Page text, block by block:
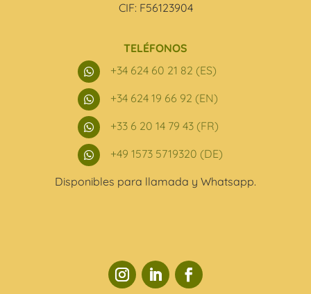
CIF: F56123904
TELÉFONOS
 +34 624 60 21 82 (ES)
 +34 624 19 66 92 (EN)
 +33 6 20 14 79 43 (FR)

+49 1573 5719320 (DE)
Disponibles para llamada y Whatsapp.